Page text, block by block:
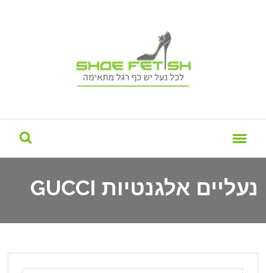
נעליים אלגנטיות GUCCI